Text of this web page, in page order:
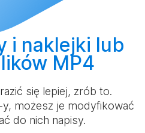
i naklejki lub
MP4
się lepiej, zrób to.
możesz je modyfikować
do nich napisy.